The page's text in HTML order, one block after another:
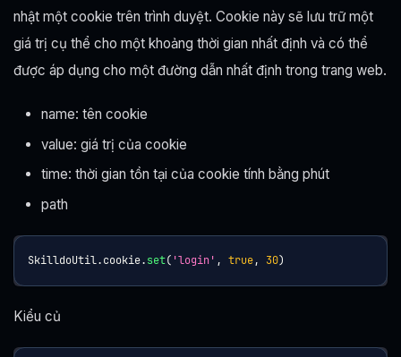
nhật một cookie trên trình duyệt. Cookie này sẽ lưu trữ một
giá trị cụ thể cho một khoảng thời gian nhất định và có thể
được áp dụng cho một đường dẫn nhất định trong trang web.
name: tên cookie
value: giá trị của cookie
time: thời gian tồn tại của cookie tính bằng phút
path
SkilldoUtil.cookie.set( 'login' , true, 30)
Kiểu củ